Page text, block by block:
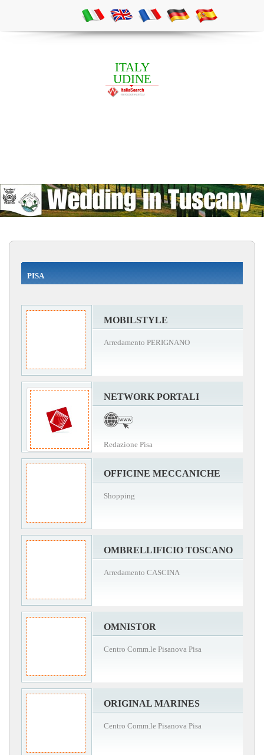
ITALY
UDINE
PISA
MOBILSTYLE
Arredamento PERIGNANO
NETWORK PORTALI
Redazione Pisa
OFFICINE MECCANICHE
Shopping
OMBRELLIFICIO TOSCANO
Arredamento CASCINA
OMNISTOR
Centro Comm.le Pisanova Pisa
ORIGINAL MARINES
Centro Comm.le Pisanova Pisa